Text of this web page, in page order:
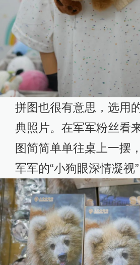
拼图也很有意思，选用
典照片。在军军粉丝看
图简简单单往桌上一摆
军军的“小狗眼深情凝视”